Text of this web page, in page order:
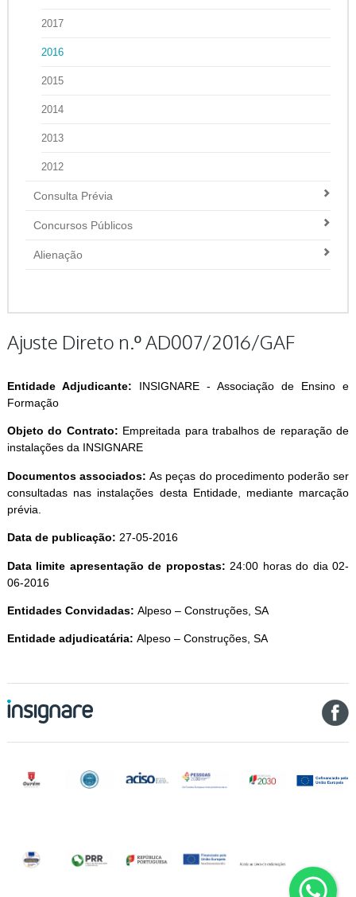
2017
2016
2015
2014
2013
2012
Consulta Prévia
Concursos Públicos
Alienação
Ajuste Direto n.º AD007/2016/GAF
Entidade Adjudicante: INSIGNARE - Associação de Ensino e
Formação
Objeto do Contrato: Empreitada para trabalhos de reparação de
instalações da INSIGNARE
Documentos associados:As peças do procedimento poderão ser
consultadas nas instalações desta Entidade, mediante marcação
prévia.
Data de publicação: 27-05-2016
Data limite apresentação de propostas: 24:00 horas do dia 02-
06-2016
Entidades Convidadas: Alpeso – Construções, SA
Entidade adjudicatária: Alpeso – Construções, SA